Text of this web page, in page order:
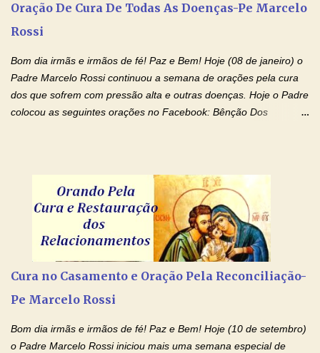
de estudar. Mas, como o Senhor sabe, a vida de estudante nem
sempre é fácil. A rotina cansa e o aprender exige uma série de
Oração De Cura De Todas As Doenças-Pe Marcelo
Rossi
Bom dia irmãs e irmãos de fé! Paz e Bem! Hoje (08 de janeiro) o
Padre Marcelo Rossi continuou a semana de orações pela cura
dos que sofrem com pressão alta e outras doenças. Hoje o Padre
colocou as seguintes orações no Facebook: Bênção Dos
Senhora! Adriana-Devoção e Fé Bênção Dos Enfermos O Senhor
Jesus esteja ao vosso lado, para vos defender, dentro de vós,
para vos conservar; diante de vós, pra vos conduzir; atrás de vós
para vos guardar; acima de vós, para vos abençoar. Ele que vive
e reina pelos séculos dos séculos. Amém! Oração De Cura De
Nome † (sinal da cruz), que está acima de todo Nome, que todos
os padrões de enfermidade física transmitidos em minha linha de
os laços...
Cura no Casamento e Oração Pela Reconciliação-
Pe Marcelo Rossi
Bom dia irmãs e irmãos de fé! Paz e Bem! Hoje (10 de setembro)
o Padre Marcelo Rossi iniciou mais uma semana especial de